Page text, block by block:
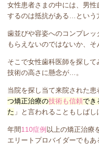
女性患者さまの中には、男
するのは抵抗がある…という
歯並びや容姿へのコンプレ
もらえないのではないか、そ
そこで女性歯科医師を探し
技術の高さに懸念が…。
当院を探し当て来院された患
つ矯正治療の技術も信頼でき
た 」と言われることもしばし
年間110症例以上の矯正治療
エリートプロバイダーでも